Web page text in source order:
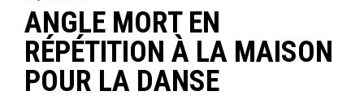
ANGLE MORT EN
RÉPÉTITION À LA MAISON
POUR LA DANSE